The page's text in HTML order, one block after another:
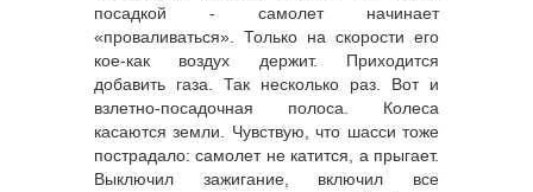
посадкой - самолет начинает
«проваливаться». Только на скорости его
кое-как воздух держит. Приходится
добавить газа. Так несколько раз. Вот и
взлетно-посадочная полоса. Колеса
касаются земли. Чувствую, что шасси тоже
пострадало: самолет не катится, а прыгает.
Выключил зажигание, включил все